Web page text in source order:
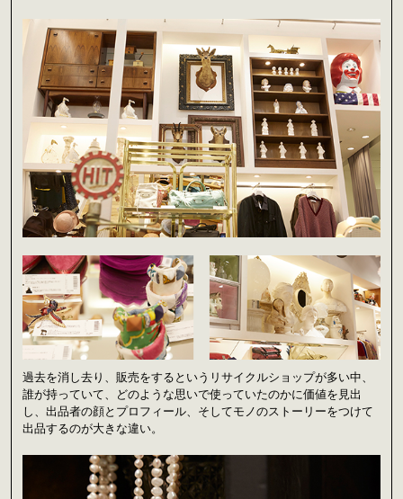
過去を消し去り、販売をするというリサイクルショップが多い中、
誰が持っていて、どのような思いで使っていたのかに価値を見出
し、出品者の顔とプロフィール、そしてモノのストーリーをつけて
出品するのが大きな違い。